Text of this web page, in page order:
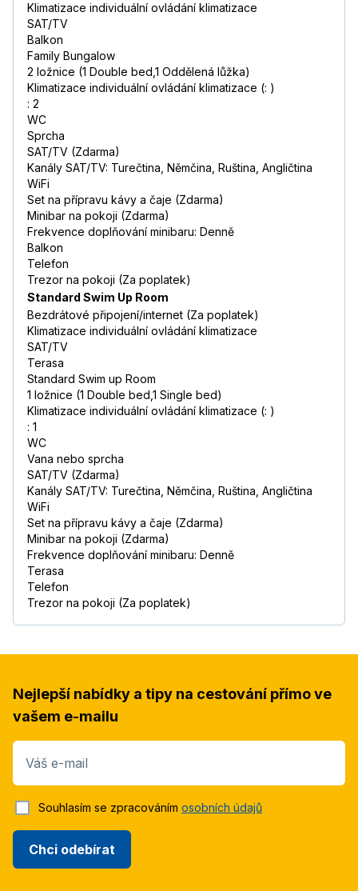
Klimatizace individuální ovládání klimatizace
SAT/TV
Balkon
Family Bungalow
2 ložnice (1 Double bed,1 Oddělená lůžka)
Klimatizace individuální ovládání klimatizace (: )
: 2
WC
Sprcha
SAT/TV (Zdarma)
Kanály SAT/TV: Turečtina, Němčina, Ruština, Angličtina
WiFi
Set na přípravu kávy a čaje (Zdarma)
Minibar na pokoji (Zdarma)
Frekvence doplňování minibaru: Denně
Balkon
Telefon
Trezor na pokoji (Za poplatek)
Standard Swim Up Room
Bezdrátové připojení/internet (Za poplatek)
Klimatizace individuální ovládání klimatizace
SAT/TV
Terasa
Standard Swim up Room
1 ložnice (1 Double bed,1 Single bed)
Klimatizace individuální ovládání klimatizace (: )
: 1
WC
Vana nebo sprcha
SAT/TV (Zdarma)
Kanály SAT/TV: Turečtina, Němčina, Ruština, Angličtina
WiFi
Set na přípravu kávy a čaje (Zdarma)
Minibar na pokoji (Zdarma)
Frekvence doplňování minibaru: Denně
Terasa
Telefon
Trezor na pokoji (Za poplatek)
Nejlepší nabídky a tipy na cestování přímo ve
vašem e-mailu
Váš e-mail
Chci odebírat
Souhlasím se zpracováním osobních údajů